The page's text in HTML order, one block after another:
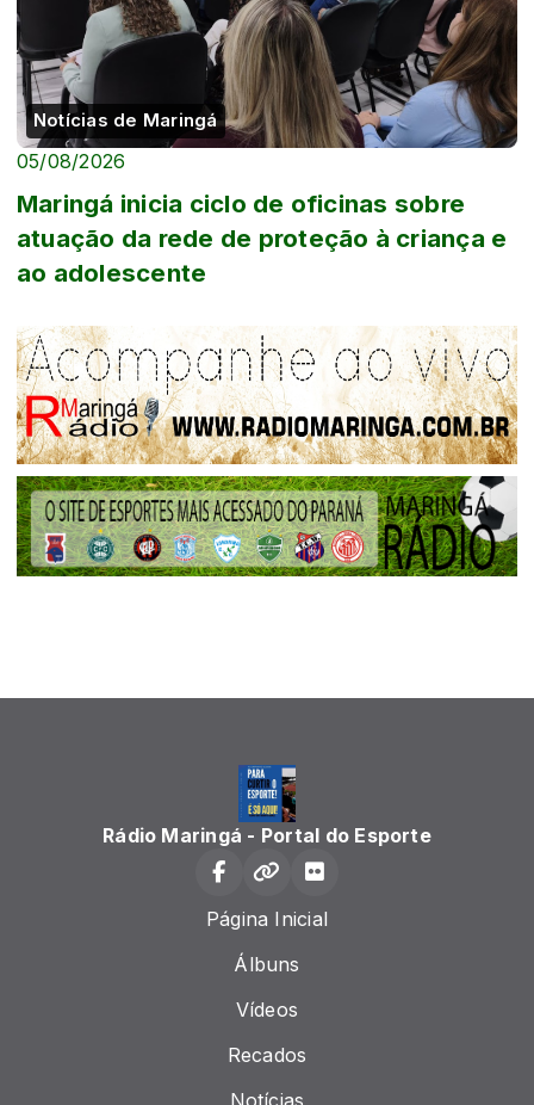
Notícias de Maringá
05/08/2026
Maringá inicia ciclo de oficinas sobre
atuação da rede de proteção à criança e
ao adolescente
Rádio Maringá - Portal do Esporte
Página Inicial
Álbuns
Vídeos
Recados